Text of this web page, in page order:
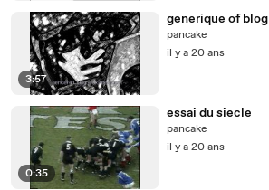
3:57
generique of blog
pancake
il y a 20 ans
0:35
essai du siecle
pancake
il y a 20 ans